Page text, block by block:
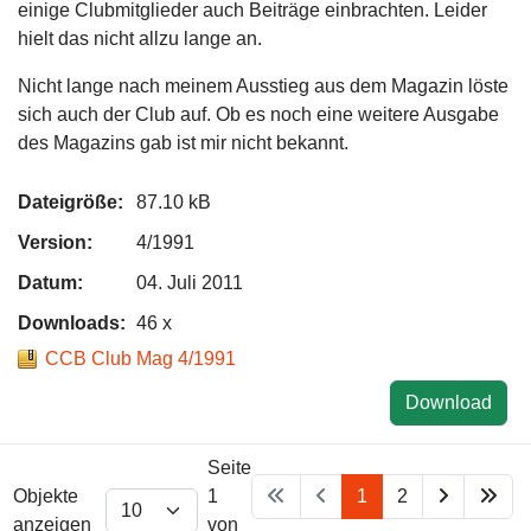
einige Clubmitglieder auch Beiträge einbrachten. Leider
hielt das nicht allzu lange an.
Nicht lange nach meinem Ausstieg aus dem Magazin löste
sich auch der Club auf. Ob es noch eine weitere Ausgabe
des Magazins gab ist mir nicht bekannt.
Dateigröße:
87.10 kB
Version:
4/1991
Datum:
04. Juli 2011
Downloads: 46 x
CCB Club Mag 4/1991
Download
Objekte
anzeigen
Seite
1
von
1 2